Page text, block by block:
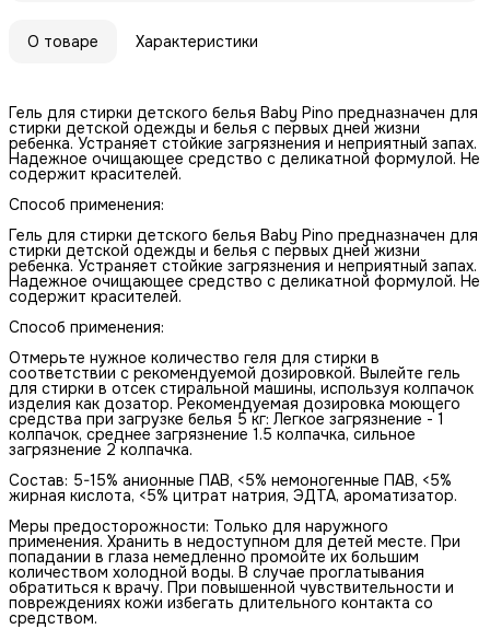
О товаре Характеристики
Гель для стирки детского белья Baby Pino предназначен для
стирки детской одежды и белья с первых дней жизни
ребенка. Устраняет стойкие загрязнения и неприятный запах.
Надежное очищающее средство с деликатной формулой. Не
содержит красителей.
Способ применения:
Гель для стирки детского белья Baby Pino предназначен для
стирки детской одежды и белья с первых дней жизни
ребенка. Устраняет стойкие загрязнения и неприятный запах.
Надежное очищающее средство с деликатной формулой. Не
содержит красителей.
Способ применения:
Отмерьте нужное количество геля для стирки в
соответствии с рекомендуемой дозировкой. Вылейте гель
для стирки в отсек стиральной машины, используя колпачок
изделия как дозатор. Рекомендуемая дозировка моющего
средства при загрузке белья 5 кг: Легкое загрязнение - 1
колпачок, среднее загрязнение 1.5 колпачка, сильное
загрязнение 2 колпачка.
Состав: 5-15% анионные ПАВ, <5% немоногенные ПАВ, <5%
жирная кислота, <5% цитрат натрия, ЭДТА, ароматизатор.
Меры предосторожности: Только для наружного
применения. Хранить в недоступном для детей месте. При
попадании в глаза немедленно промойте их большим
количеством холодной воды. В случае проглатывания
обратиться к врачу. При повышенной чувствительности и
повреждениях кожи избегать длительного контакта со
средством.